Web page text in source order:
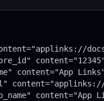
content="App
content="App